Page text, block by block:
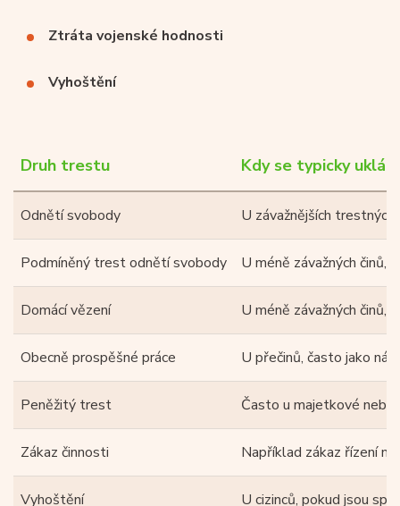
Ztráta vojenské hodnosti
Vyhoštění
Druh trestu Kdy se typicky
Odnětí svobody U závažnějších
Podmíněný trest odnětí svobody U méně závažných činů,
Domácí vězení U méně závažných
Obecně prospěšné práce U přečinů, často jako
Peněžitý trest Často u majetkové
Zákaz činnosti Například zákaz řízení
Vyhoštění U cizinců, pokud jsou